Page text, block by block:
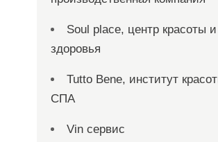
Soul place, центр красоты и
здоровья
Tutto Bene, институт
СПА
Vin сервис